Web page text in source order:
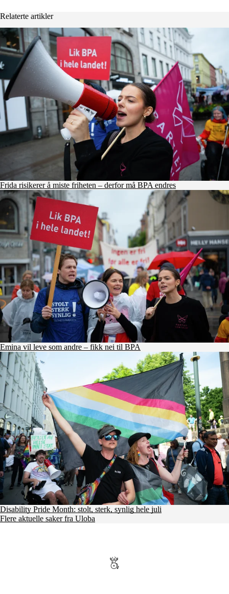
Relaterte artikler
Frida risikerer å miste friheten – derfor må BPA endres
Emina vil leve som andre – fikk nei til BPA
Disability Pride Month: stolt, sterk, synlig hele juli
Flere aktuelle saker fra Uloba